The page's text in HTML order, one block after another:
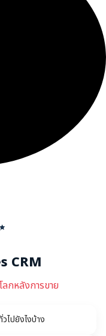
CRM
กหลังการขาย
ไปยังไงบ้าง